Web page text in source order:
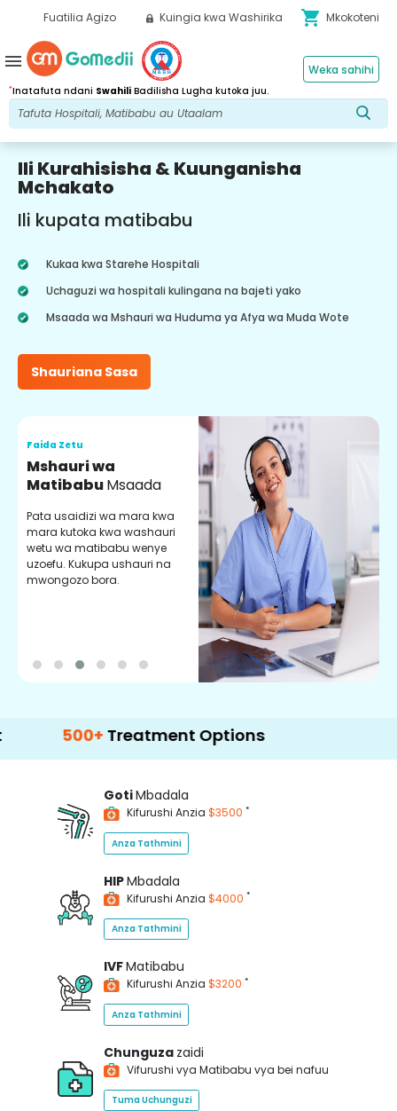
Fuatilia Agizo Kuingia kwa Washirika shopping_cart Mkokoteni
*Inatafuta ndani Swahili Badilisha Lugha kutoka juu.
Weka sahihi
menu
Ili Kurahisisha & Kuunganisha
Mchakato
Ili kupata matibabu
Kukaa kwa Starehe Hospitali
Uchaguzi wa hospitali kulingana na bajeti yako
Msaada wa Mshauri wa Huduma ya Afya wa Muda Wote
Shauriana Sasa
Faida Zetu
Mshauri wa
MatibabuMsaada
Pata usaidizi wa mara kwa
mara kutoka kwa washauri
wetu wa matibabu wenye
uzoefu. Kukupa ushauri na
mwongozo bora.
Treatment Options
GotiMbadala
Kifurushi Anzia $3500 *
Anza Tathmini
HIPMbadala
Kifurushi Anzia $4000 *
Anza Tathmini
IVFMatibabu
Kifurushi Anzia $3200 *
Anza Tathmini
Chunguza zaidi
Vifurushi vya Matibabu vya bei nafuu
Tuma Uchunguzi